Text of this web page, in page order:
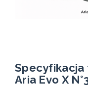
Specyfikacja
Aria Evo X